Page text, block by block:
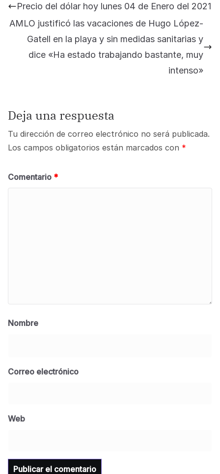
Precio del dólar hoy lunes 04 de Enero del 2021
AMLO justificó las vacaciones de Hugo López-
Gatell en la playa y sin medidas sanitarias y
dice «Ha estado trabajando bastante, muy
intenso»
Deja una respuesta
Tu dirección de correo electrónico no será publicada.
Los campos obligatorios están marcados con *
Comentario *
Nombre
Correo electrónico
Web
para la Universidad y para el municipio